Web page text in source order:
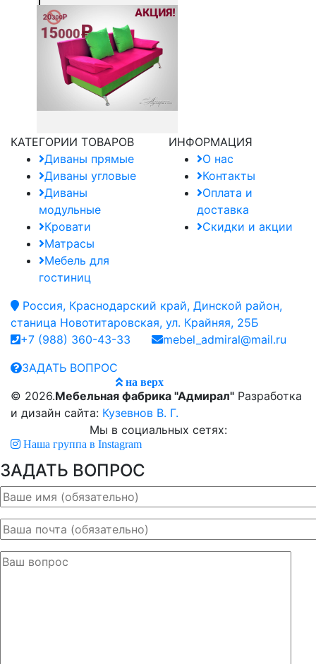
КАТЕГОРИИ ТОВАРОВ
Диваны прямые
Диваны угловые
Диваны
модульные
Кровати
Матрасы
Мебель для
гостиниц
ИНФОРМАЦИЯ
О нас
Контакты
Оплата и
доставка
Скидки и акции
Россия, Краснодарский край, Динской район,
станица Новотитаровская, ул. Крайняя, 25Б
+7 (988) 360-43-33
mebel_admiral@mail.ru
ЗАДАТЬ ВОПРОС
на верх
© 2026.Мебельная фабрика "Адмирал" Разработка
и дизайн сайта: Кузевнов В. Г.
Мы в социальных сетях:
Наша группа в Instagram
ЗАДАТЬ ВОПРОС